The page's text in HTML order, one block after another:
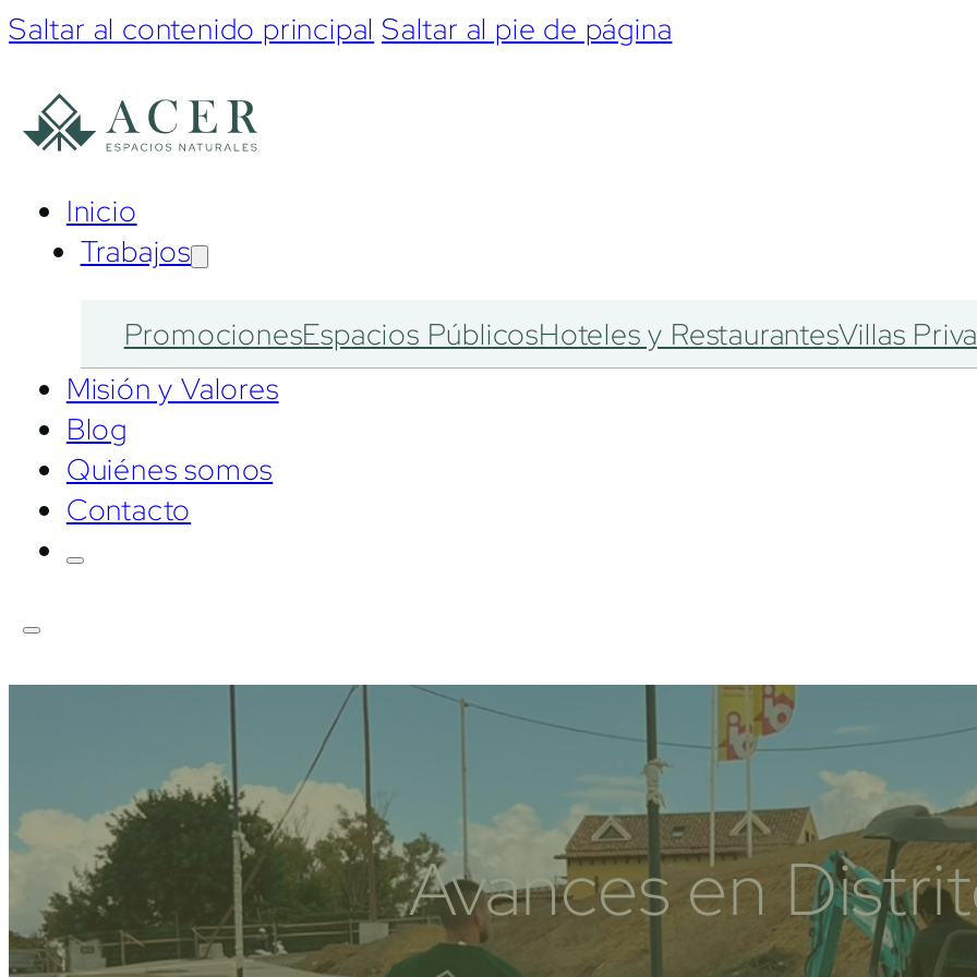
Saltar al contenido principal Saltar al pie de página
Inicio
Trabajos
PromocionesEspacios PúblicosHoteles y RestaurantesVillas
Misión y Valores
Blog
Quiénes somos
Contacto
Avances en